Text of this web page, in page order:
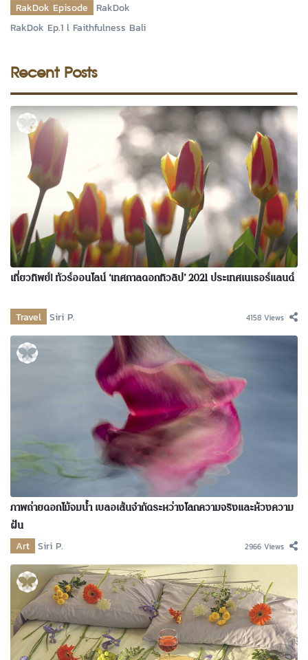
RakDok Episode
RakDok
RakDok Ep.1 l Faithfulness Bali
Recent Posts
เที่ยวทิพย์! ทัวร์ออนไลน์ ‘เทศกาลดอกทิวลิป’ 2021 ประเทศเนเธอร์แลนด์
Travel Siri P. 4158 Views
ภาพถ่ายดอกไม้จมน้ำ เบลอเส้นจำกัดระหว่างโลกความจริงและห้วงความ
ฝัน
Art Siri P. 2966 Views